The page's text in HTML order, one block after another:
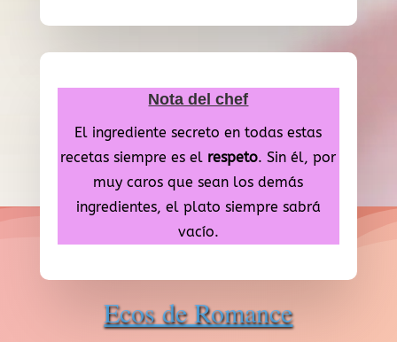
Nota del chef
El ingrediente secreto en todas estas
recetas siempre es el respeto. Sin él, por
muy caros que sean los demás
ingredientes, el plato siempre sabrá
vacío.
Ecos de Romance